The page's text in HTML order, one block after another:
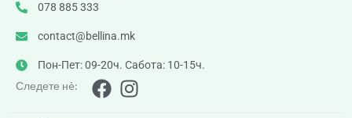
078 885 333
contact@bellina.mk
Пон-Пет: 09-20ч. Сабота: 10-15ч.
Следете нè: